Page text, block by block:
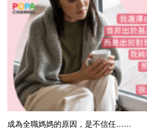
成為全職媽媽的原因，是不信任……